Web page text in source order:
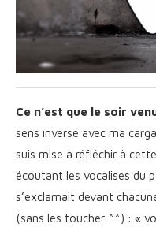
Ce n’est que le soir
sens inverse avec ma
suis mise à réfléchir à
écoutant les vocalises du
s’exclamait devant
(sans les toucher ^^) : «